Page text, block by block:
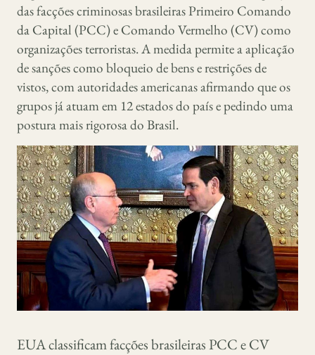
das facções criminosas brasileiras Primeiro Comando
da Capital (PCC) e Comando Vermelho (CV) como
organizações terroristas. A medida permite a aplicação
de sanções como bloqueio de bens e restrições de
vistos, com autoridades americanas afirmando que os
grupos já atuam em 12 estados do país e pedindo uma
postura mais rigorosa do Brasil.
EUA classificam facções brasileiras PCC e CV